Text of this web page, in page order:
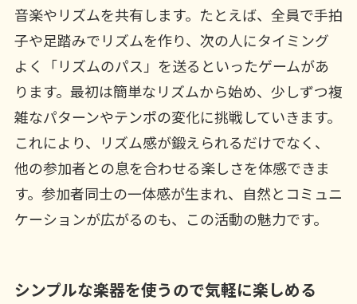
音楽やリズムを共有します。たとえば、全員で手拍
子や足踏みでリズムを作り、次の人にタイミング
よく「リズムのパス」を送るといったゲームがあ
ります。最初は簡単なリズムから始め、少しずつ複
雑なパターンやテンポの変化に挑戦していきます。
これにより、リズム感が鍛えられるだけでなく、
他の参加者との息を合わせる楽しさを体感できま
す。参加者同士の一体感が生まれ、自然とコミュニ
ケーションが広がるのも、この活動の魅力です。
シンプルな楽器を使うので気軽に楽しめる